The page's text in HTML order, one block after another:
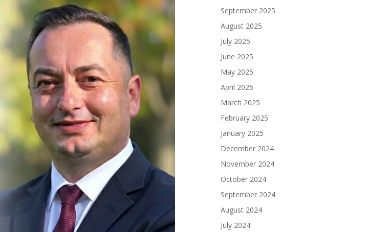
September 2025
August 2025
July 2025
June 2025
May 2025
April 2025
March 2025
February 2025
January 2025
December 2024
November 2024
October 2024
September 2024
August 2024
July 2024